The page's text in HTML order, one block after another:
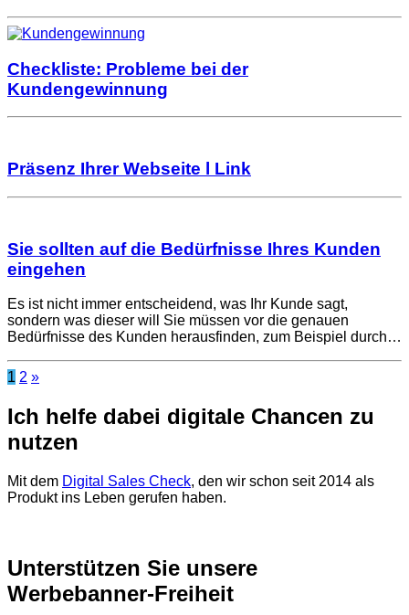
Checkliste: Probleme bei der
Kundengewinnung
Präsenz Ihrer Webseite l Link
Sie sollten auf die Bedürfnisse Ihres Kunden
eingehen
Es ist nicht immer entscheidend, was Ihr Kunde sagt,
sondern was dieser will Sie müssen vor die genauen
Bedürfnisse des Kunden herausfinden, zum Beispiel durch…
1 2 »
Ich helfe dabei digitale Chancen zu
nutzen
Mit dem Digital Sales Check, den wir schon seit 2014 als
Produkt ins Leben gerufen haben.
Unterstützen Sie unsere
Werbebanner-Freiheit